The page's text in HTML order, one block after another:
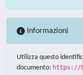
Informazioni
Utilizza questo
documento: https://